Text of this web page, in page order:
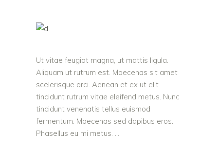
Ut vitae feugiat magna, ut mattis ligula.
Aliquam ut rutrum est. Maecenas sit amet
scelerisque orci. Aenean et ex ut elit
tincidunt rutrum vitae eleifend metus. Nunc
tincidunt venenatis tellus euismod
fermentum. Maecenas sed dapibus eros.
Phasellus eu mi metus.